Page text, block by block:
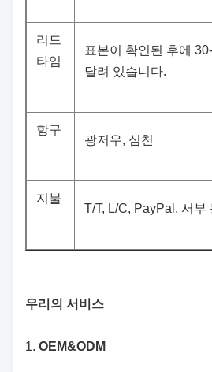
리드
타임
표본이 확인된 후에
달려 있습니다.
항구
광저우, 심천
지불
T/T, L/C, PayPal, 서부
우리의 서비스
1. OEM&ODM